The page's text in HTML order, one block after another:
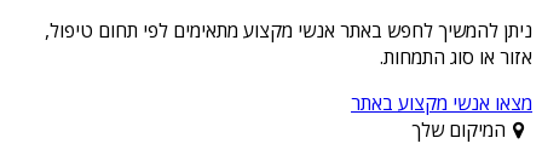
ניתן להמשיך לחפש באתר אנשי מקצוע מתאימים לפי תחום טיפול,
אזור או סוג התמחות.
מצאו אנשי מקצוע באתר
המיקום שלך